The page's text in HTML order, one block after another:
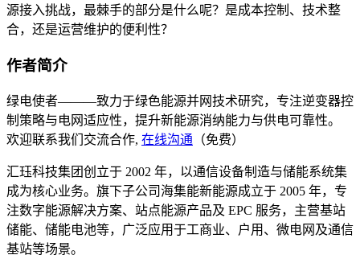
源接入挑战，最棘手的部分是什么呢？是成本控制、技术整
合，还是运营维护的便利性？
作者简介
绿电使者———致力于绿色能源并网技术研究，专注逆变器控
制策略与电网适应性，提升新能源消纳能力与供电可靠性。
欢迎联系我们交流合作, 在线沟通 （免费）
汇珏科技集团创立于 2002 年，以通信设备制造与储能系统集
成为核心业务。旗下子公司海集能新能源成立于 2005 年，专
注数字能源解决方案、站点能源产品及 EPC 服务，主营基站
储能、储能电池等，广泛应用于工商业、户用、微电网及通信
基站等场景。